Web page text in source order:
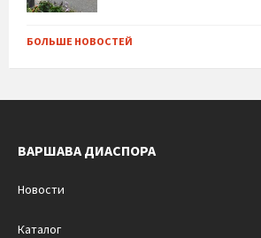
БОЛЬШЕ НОВОСТЕЙ
ВАРШАВА ДИАСПОРА
Новости
Каталог